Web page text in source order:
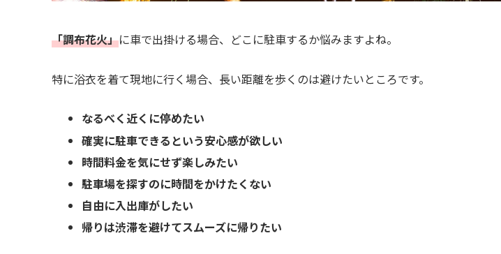
「調布花火」に車で出掛ける場合、どこに駐車するか悩みますよね。
特に浴衣を着て現地に行く場合、長い距離を歩くのは避けたいところです。
なるべく近くに停めたい
確実に駐車できるという安心感が欲しい
時間料金を気にせず楽しみたい
駐車場を探すのに時間をかけたくない
自由に入出庫がしたい
帰りは渋滞を避けてスムーズに帰りたい